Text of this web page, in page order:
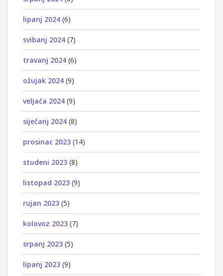
lipanj 2024 (6)
svibanj 2024 (7)
travanj 2024 (6)
ožujak 2024 (9)
veljača 2024 (9)
siječanj 2024 (8)
prosinac 2023 (14)
studeni 2023 (8)
listopad 2023 (9)
rujan 2023 (5)
kolovoz 2023 (7)
srpanj 2023 (5)
lipanj 2023 (9)